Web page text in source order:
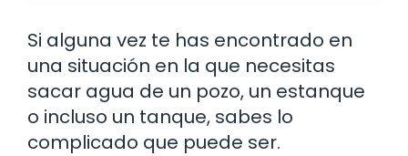
Si alguna vez te has encontrado en
una situación en la que necesitas
sacar agua de un pozo, un estanque
o incluso un tanque, sabes lo
complicado que puede ser.